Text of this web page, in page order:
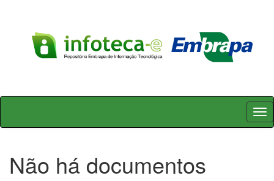
Skip
Não há documentos